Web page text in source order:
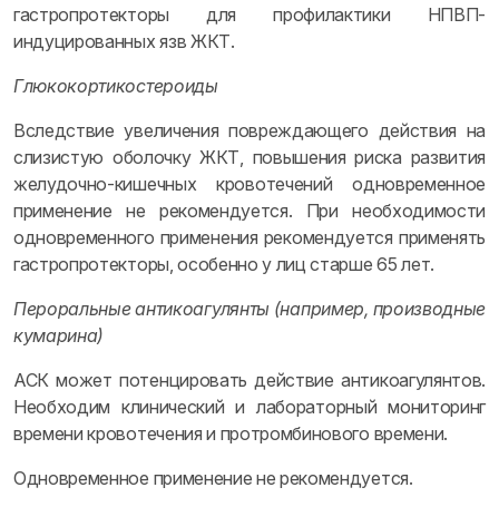
гастропротекторы для профилактики НПВП-
индуцированных язв ЖКТ.
Глюкокортикостероиды
Вследствие увеличения повреждающего действия на
слизистую оболочку ЖКТ, повышения риска развития
желудочно-кишечных кровотечений одновременное
применение не рекомендуется. При необходимости
одновременного применения рекомендуется применять
гастропротекторы, особенно у лиц старше 65 лет.
Пероральные антикоагулянты (например, производные
кумарина)
АСК может потенцировать действие антикоагулянтов.
Необходим клинический и лабораторный мониторинг
времени кровотечения и протромбинового времени.
Одновременное применение не рекомендуется.